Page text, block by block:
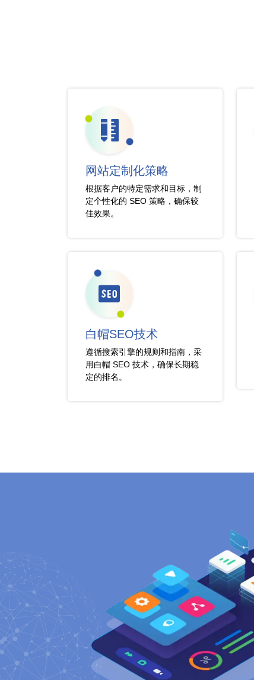
网站定制化策略
根据客户的特定需求和目标，制
定个性化的 SEO 策略，确保较
佳效果。
白帽SEO技术
遵循搜索引擎的规则和指南，采
用白帽 SEO 技术，确保长期稳
定的排名。